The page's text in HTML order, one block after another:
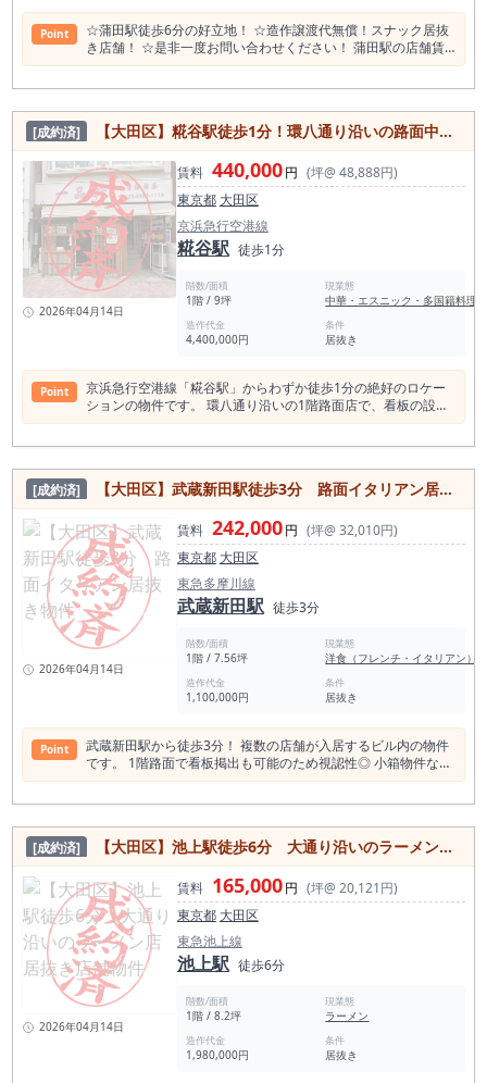
森東水辺スポーツ広場 平和島公園プール 平和島競艇場 シネマ
サンシャイン平和島 大六天根岸神社
Point
☆蒲田駅徒歩6分の好立地！ ☆造作譲渡代無償！スナック居抜
き店舗！ ☆是非一度お問い合わせください！ 蒲田駅の店舗賃
料相場情報（直近1年間） 平均坪単価 21,010円 高坪単価
20,674円 2023年 20,701円 2022年 21,796円 2021年 21,013円
＜蒲田駅 周辺飲食店数＞ 1267件食べログ調べ 居酒
屋 465店 和食 405店 バー 134店 洋食・
西洋料理 126店 中華料理 84店 ラーメン店 76店 スイーツ店
75店 アジアエスニック 75店 カフェ 69店 焼肉ホルモン 64店
カレー 42店 パン・サンドイッチ 23店 ＜蒲田周辺スポット＞
蒲田福の湯 大田区観光情報センター 蒲田八幡神社 ウイングキ
ッチン京急蒲田 大田区民ホール・アプリコ ゆ～シティー蒲田
聖蹟蒲田梅屋敷公園 松竹キネマ撮影所跡 稗田神社 高砂コレク
ション かまたえん 夫婦橋親水公園 本蒲田公園 京浜蒲田公園 西
蒲田公園 さかさ川通り 緑の象（映画「やわらかい生活」）
2022年度の蒲田駅の乗降客数は、東急多摩川線で63,543人、
JR東日本では113,646人です。東急多摩川線の1日平均輸送人員
は129,519人で、JR東日本では有楽町駅に次いで第21位です 駅
浜松町 112,867 23 恵比寿 112,602
[成約済] 【大田区】糀谷駅徒歩1分！環八通り沿いの路面中華料理店居抜き店舗物件
2026年04月14日
賃料 440,000円 (坪@ 48,888円)
東京都 大田区
京浜急行空港線
糀谷駅 徒歩1分
階数/面積
1階 / 9坪
現業態
中華・エスニック・多国籍料理
造作代金
4,400,000円
条件
居抜き
Point
京浜急行空港線「糀谷駅」からわずか徒歩1分の絶好のロケー
ションの物件です。 環八通り沿いの1階路面店で、看板の設置
も可能、認知度の向上に最適です。 広さは約30平米（9坪）、
が、その価値は十分にあります。 24時間利用可能で、重飲食
から軽飲食、バー・クラブまで、多彩な業態に対応しておりま
す。 夢に向かって大切な一歩をこの物件から始めてみません
か？ ＜糀谷駅の店舗賃料相場情報＞（直近1年間） 平均坪単価
19,974円 最も高い坪単価 77,830円 最低坪単価
8,394円 一番多い階 地上１階 ＜糀谷駅の平均賃料相場年別推
移＞（2021年〜2024年） 平均坪単価 2024年 20,864円 2023
年 20,590円 2022年 21,403円 2021年 15,512円 ＜糀谷駅 周辺
飲食店数 258件＞食べログ調べ 糀谷駅周辺の飲食店を確認す
ると、他エリアに比べて、和食店が多いことがわかる。 ここは
新規出店を検討する場合は要注意である。 他、総じて他エリア
よりも比率が低く、工場や住宅が立ち並ぶエリアのため、中
華、カレー、パン、焼肉など成功する確率はあると思われる。
ー 11店 カレー 10店 アジアエスニック 8店 パ
ン・サンドイッチ 8店 焼肉ホルモン 3店 ＜糀谷駅周辺スポット
＞ 萩中神社 幸の湯 BAR TIPSY 天神湯 三徳稲荷神社 糀谷観音
堂 開作稲荷大明神 北野神社 七辻 重幸稲荷神社 萩中公園 大田
区観光情報センター 妙法稲荷神社 萩中公園プール 蒲田八幡神
社 ウイングキッチン京急蒲田 太平湯 蒲田温泉 川崎大師 平間寺
子安八幡神社 大田区総合体育館 高山稲荷神社 東京ガラス工芸
研究所 中村天祖神社 八雲神社 ＜糀谷駅１日平均乗降客数＞
25,259人（2022年）京浜急行線
[成約済] 【大田区】武蔵新田駅徒歩3分 路面イタリアン居抜き物件
2026年04月14日
賃料 242,000円 (坪@ 32,010円)
東京都 大田区
東急多摩川線
武蔵新田駅 徒歩3分
階数/面積
1階 / 7.56坪
現業態
洋食（フレンチ・イタリアン）
造作代金
1,100,000円
条件
居抜き
Point
武蔵新田駅から徒歩3分！ 複数の店舗が入居するビル内の物件
です。 1階路面で看板掲出も可能のため視認性◎ 小箱物件なの
で個人の方や独立開業の方にも！ カウンター席、テーブル席あ
ら徒歩わずか3分の距離に位置するこのイタリアン居抜き物件
は、 総面積は約24.99㎡（約7.56坪）で、洋食（フレンチ・イ
タリアン）専用の設備が整っており、 新規開業や洋食への業態
変更を検討されている方にとっては、大変魅力的な居抜き物件
です。 この物件の賃料は月額242,000円で、坪単価32,010円で
す。 周辺の平均坪単価18,228円と比べるとやや高めですが、
その価格を補って余りある利点が多数あります。 まず、武蔵新
田駅からのアクセスの良さは、顧客流入に直結する重要な利点
があります。 また、2022年度には日平均乗降人員数が23,588
人と非常に多く、地域内での集客潜力がございます。 物件は1
階の路面店であり、看板掲出の可能性があるため、視認性に優
れています。 内装にはカウンター席とテーブル席が完備されて
おり、すぐにでも営業を開始できる状態です。 加えて、造作譲
渡料が1,100,000円ですが、 既存の設備や内装が含まれている
[成約済] 【大田区】池上駅徒歩6分 大通り沿いのラーメン店居抜き店舗物件
2026年04月14日
賃料 165,000円 (坪@ 20,121円)
東京都 大田区
東急池上線
池上駅 徒歩6分
階数/面積
1階 / 8.2坪
現業態
ラーメン
造作代金
1,980,000円
条件
居抜き